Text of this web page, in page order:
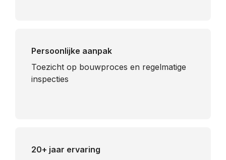
Persoonlijke aanpak
Toezicht op bouwproces en regelmatige
inspecties
20+ jaar ervaring